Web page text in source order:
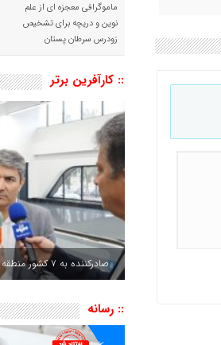
ماموگرافی معجزه ای از علم
نوین و دریچه برای تشخیص
زودرس سرطان پستان
:: کارآفرین برتر
صادرکننده به ۷ کشور منطقه هستیم
:: رسانه